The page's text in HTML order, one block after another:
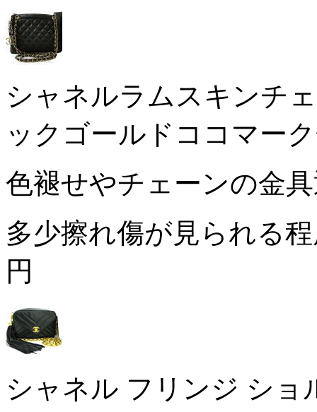
シャネルラムスキンチ
ックゴールドココマー
色褪せやチェーンの金
多少擦れ傷が見られる
円
シャネル フリンジ ショ